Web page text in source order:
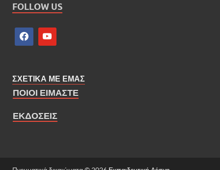
FOLLOW US
ΣΧΕΤΙΚΑ ΜΕ ΕΜΑΣ
ΠΟΙΟΙ ΕΙΜΑΣΤΕ
ΕΚΔΟΣΕΙΣ